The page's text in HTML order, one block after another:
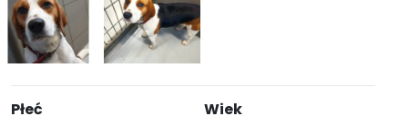
Płeć Wiek